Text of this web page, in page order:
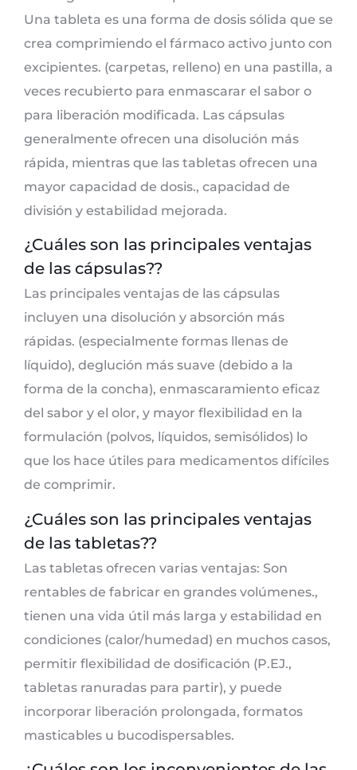
Una tableta es una forma de dosis sólida que se
crea comprimiendo el fármaco activo junto con
excipientes. (carpetas, relleno) en una pastilla, a
veces recubierto para enmascarar el sabor o
para liberación modificada. Las cápsulas
generalmente ofrecen una disolución más
rápida, mientras que las tabletas ofrecen una
mayor capacidad de dosis., capacidad de
división y estabilidad mejorada.
¿Cuáles son las principales ventajas
de las cápsulas??
Las principales ventajas de las cápsulas
incluyen una disolución y absorción más
rápidas. (especialmente formas llenas de
líquido), deglución más suave (debido a la
forma de la concha), enmascaramiento eficaz
del sabor y el olor, y mayor flexibilidad en la
formulación (polvos, líquidos, semisólidos) lo
que los hace útiles para medicamentos difíciles
de comprimir.
¿Cuáles son las principales ventajas
de las tabletas??
Las tabletas ofrecen varias ventajas: Son
rentables de fabricar en grandes volúmenes.,
tienen una vida útil más larga y estabilidad en
condiciones (calor/humedad) en muchos casos,
permitir flexibilidad de dosificación (P.EJ.,
tabletas ranuradas para partir), y puede
incorporar liberación prolongada, formatos
masticables u bucodispersables.